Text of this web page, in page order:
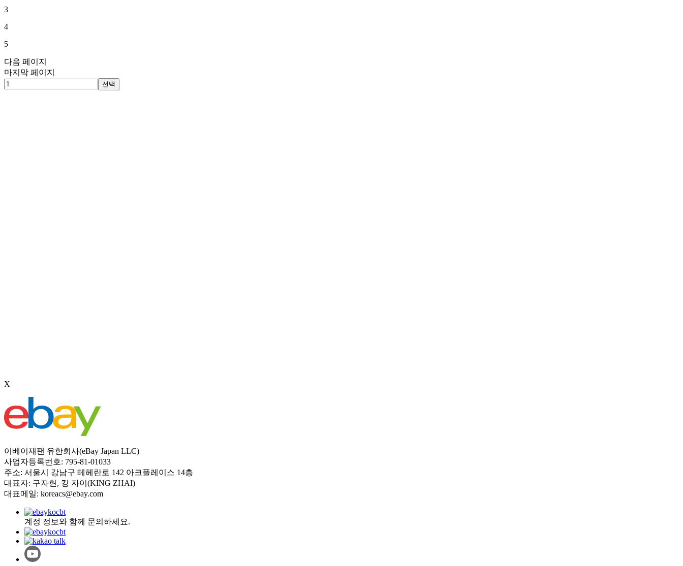
3
4
5
다음 페이지
마지막 페이지
선택
X
이베이재팬 유한회사(eBay Japan LLC)
사업자등록번호: 795-81-01033
주소: 서울시 강남구 테헤란로 142 아크플레이스 14층
대표자: 구자현, 킹 자이(KING ZHAI)
대표메일: koreacs@ebay.com
계정 정보와 함께 문의하세요.